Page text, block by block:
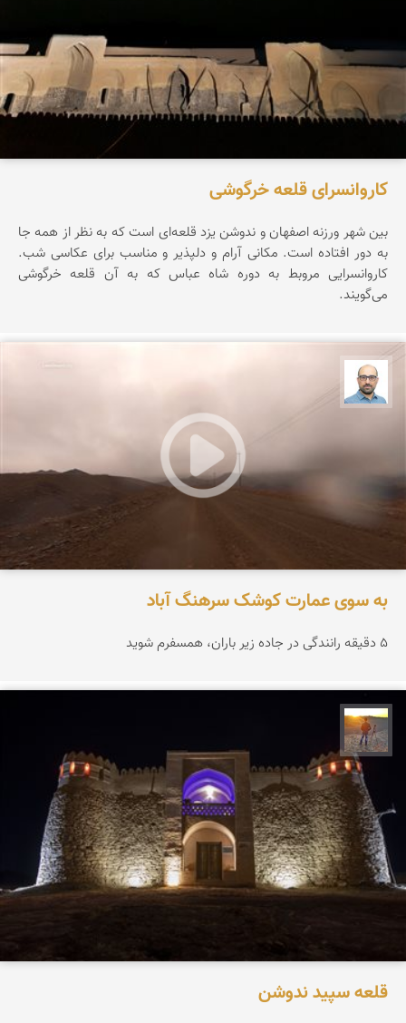
کاروانسرای قلعه خرگوشی
بین شهر ورزنه اصفهان و ندوشن یزد قلعه‌ای است که به نظر از همه جا
به دور افتاده است. مکانی آرام و دلپذیر و مناسب برای عکاسی شب.
کاروانسرایی مروبط به دوره شاه عباس که به آن قلعه خرگوشی
می‌گویند.
به سوی عمارت کوشک سرهنگ آباد
۵ دقیقه رانندگی در جاده زیر باران، همسفرم شوید
قلعه سپید ندوشن